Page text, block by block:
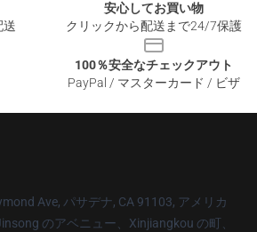
送
安心してお買い物
クリックから配送まで24/7保護
100％安全なチェックアウト
PayPal / マスターカード / ビザ
Ave, パサデナ, CA 91103, アメリカ
のアベニュー、Xinjiangkou の町、